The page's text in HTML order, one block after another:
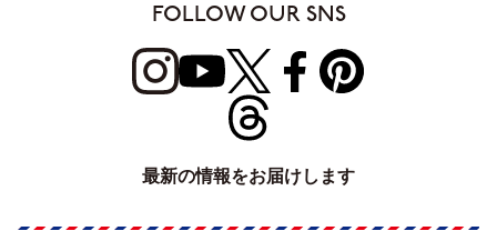
FOLLOW OUR SNS
最新の情報をお届けします